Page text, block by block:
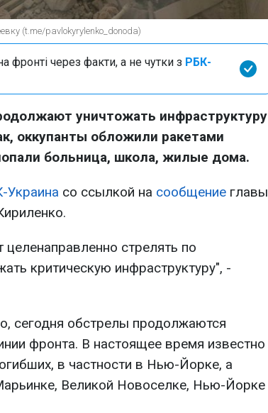
(t.me/pavlokyrylenko_donoda)
фронті через факти, а не чутки з РБК-
уничтожать инфраструктуру
оккупанты обложили ракетами
больница, школа, жилые дома.
Украина со ссылкой на сообщение главы
стрелять по
критическую инфраструктуру", -
сегодня обстрелы продолжаются
фронта. В настоящее время известно
в частности в Нью-Йорке, а
Великой Новоселке, Нью-Йорке